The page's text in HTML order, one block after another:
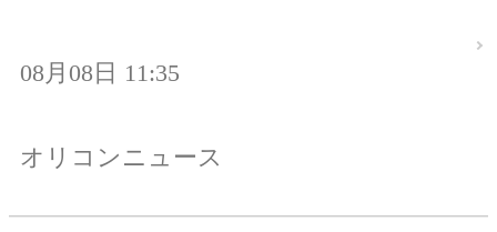
08月08日 11:35
オリコンニュース